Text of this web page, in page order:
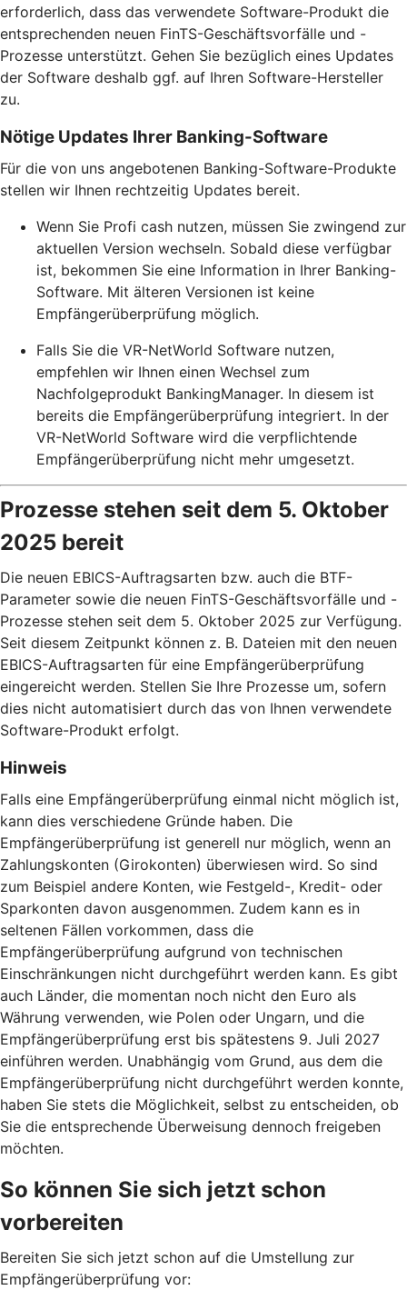
erforderlich, dass das verwendete Software-Produkt die
entsprechenden neuen FinTS-Geschäftsvorfälle und -
Prozesse unterstützt. Gehen Sie bezüglich eines Updates
der Software deshalb ggf. auf Ihren Software-Hersteller
zu.
Nötige Updates Ihrer Banking-Software
Für die von uns angebotenen Banking-Software-Produkte
stellen wir Ihnen rechtzeitig Updates bereit.
Wenn Sie Profi cash nutzen, müssen Sie zwingend zur
aktuellen Version wechseln. Sobald diese verfügbar
ist, bekommen Sie eine Information in Ihrer Banking-
Software. Mit älteren Versionen ist keine
Empfängerüberprüfung möglich.
Falls Sie die VR-NetWorld Software nutzen,
empfehlen wir Ihnen einen Wechsel zum
Nachfolgeprodukt BankingManager. In diesem ist
bereits die Empfängerüberprüfung integriert. In der
VR-NetWorld Software wird die verpflichtende
Empfängerüberprüfung nicht mehr umgesetzt.
Prozesse stehen seit dem 5. Oktober
2025 bereit
Die neuen EBICS-Auftragsarten bzw. auch die BTF-
Parameter sowie die neuen FinTS-Geschäftsvorfälle und -
Prozesse stehen seit dem 5. Oktober 2025 zur Verfügung.
Seit diesem Zeitpunkt können z. B. Dateien mit den neuen
EBICS-Auftragsarten für eine Empfängerüberprüfung
eingereicht werden. Stellen Sie Ihre Prozesse um, sofern
dies nicht automatisiert durch das von Ihnen verwendete
Software-Produkt erfolgt.
Hinweis
Falls eine Empfängerüberprüfung einmal nicht möglich ist,
kann dies verschiedene Gründe haben. Die
Empfängerüberprüfung ist generell nur möglich, wenn an
Zahlungskonten (Girokonten) überwiesen wird. So sind
zum Beispiel andere Konten, wie Festgeld-, Kredit- oder
Sparkonten davon ausgenommen. Zudem kann es in
seltenen Fällen vorkommen, dass die
Empfängerüberprüfung aufgrund von technischen
Einschränkungen nicht durchgeführt werden kann. Es gibt
auch Länder, die momentan noch nicht den Euro als
Währung verwenden, wie Polen oder Ungarn, und die
Empfängerüberprüfung erst bis spätestens 9. Juli 2027
einführen werden. Unabhängig vom Grund, aus dem die
Empfängerüberprüfung nicht durchgeführt werden konnte,
haben Sie stets die Möglichkeit, selbst zu entscheiden, ob
Sie die entsprechende Überweisung dennoch freigeben
möchten.
So können Sie sich jetzt schon
vorbereiten
Bereiten Sie sich jetzt schon auf die Umstellung zur
Empfängerüberprüfung vor: